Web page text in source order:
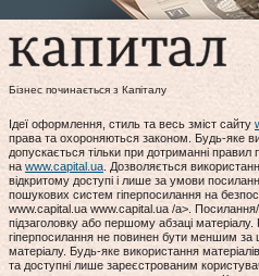
Бізнес починається з Капіталу
Ідеї оформлення, стиль та весь зміст сайту
права та охороняються законом. Будь-яке
допускається тільки при дотриманні правил
на www.capital.ua. Дозволяється
відкритому доступі і лише за умови
пошукових систем гіперпосилання на
www.capital.ua www.capital.ua /a>.
підзаголовку або першому абзаці
гіперпосилання не повинен бути меншим за
матеріалу. Будь-яке використання
та доступні лише зареєстрованим